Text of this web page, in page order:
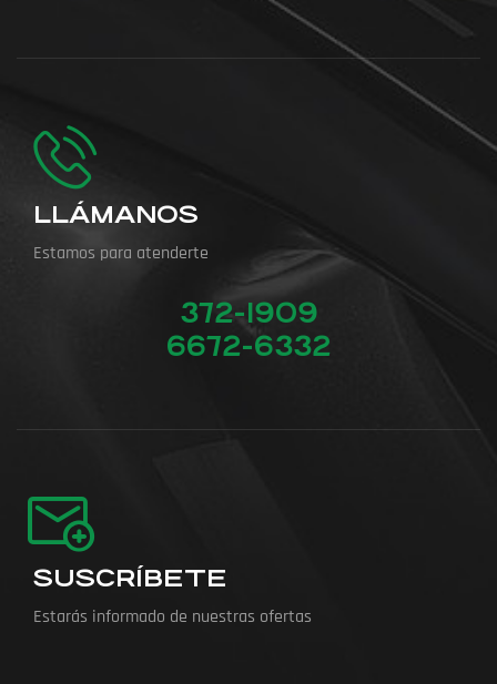
LLÁMANOS
Estamos para atenderte
372-1909
6672-6332
SUSCRÍBETE
Estarás informado de nuestras ofertas